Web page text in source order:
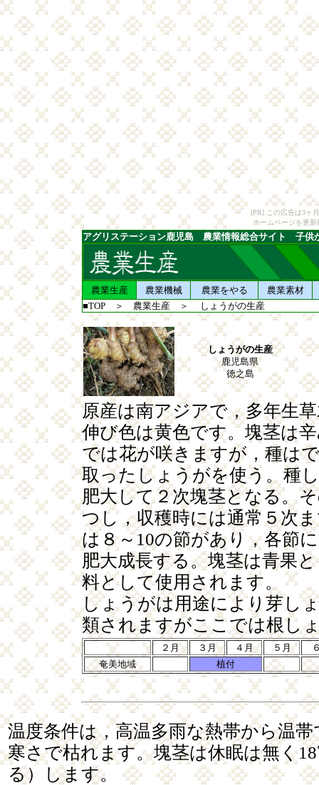
[PR] この広告は3ヶ
ホームページを更
アグリステーション鹿児島 農業情報総合サイト 子供
農業生産 農業機械 農業をやる
農業素材
■TOP ＞ 農業生産 ＞ しょうがの生産
しょうがの生産
鹿児島県
徳之島
原産は南アジアで，多年生
伸び色は黄色です。塊茎は
では花が咲きますが，種は
取ったしょうがを使う。種
肥大して２次塊茎となる。
つし，収穫時には通常５次
は８～10の節があり，各節
肥大成長する。塊茎は青果
料として使用されます。
しょうがは用途により芽し
類されますがここでは根し
２月 ３月 ４月 ５月
奄美地域
植付
温度条件は，高温多雨な熱帯から温
寒さで枯れます。塊茎は休眠は無く
る）します。